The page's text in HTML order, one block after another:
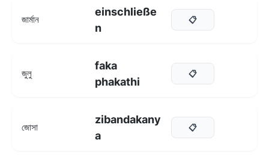
জার্মান
einschließe
n
📋
জুলু
faka
phakathi
📋
জোসা
zibandakany
a
📋